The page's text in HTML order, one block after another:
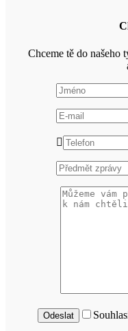
Chceme tě do